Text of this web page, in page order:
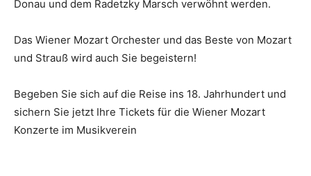
Donau und dem Radetzky Marsch verwöhnt werden.
Das Wiener Mozart Orchester und das Beste von Mozart
und Strauß wird auch Sie begeistern!
Begeben Sie sich auf die Reise ins 18. Jahrhundert und
sichern Sie jetzt Ihre Tickets für die Wiener Mozart
Konzerte im Musikverein